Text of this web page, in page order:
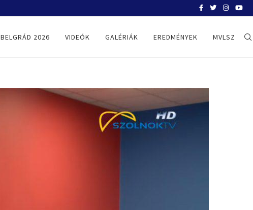
BELGRÁD 2026 VIDEÓK GALÉRIÁK EREDMÉNYEK MVLSZ